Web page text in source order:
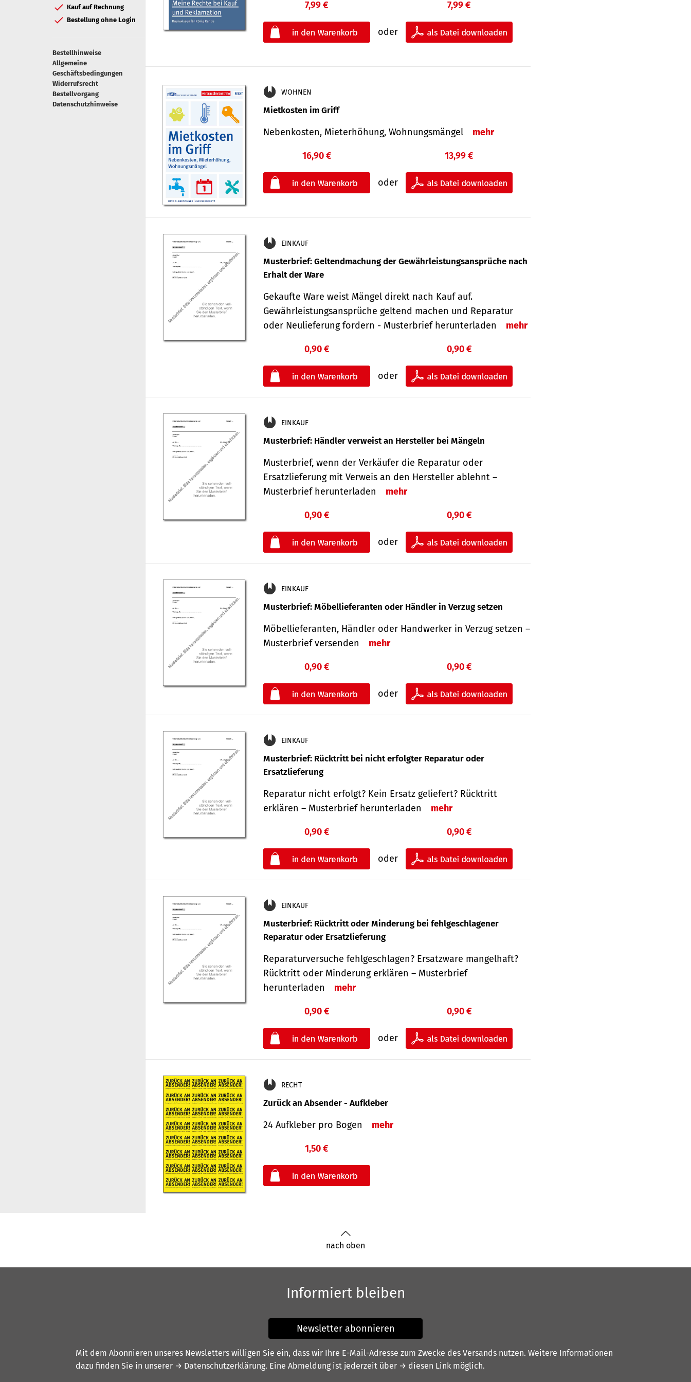
Kauf auf Rechnung
Bestellung ohne Login
Bestellhinweise
Allgemeine
Geschäftsbedingungen
Widerrufsrecht
Bestellvorgang
Datenschutzhinweise
7,99 €
oder
7,99 €
WOHNEN
Mietkosten im Griff
Nebenkosten, Mieterhöhung, Wohnungsmängel mehr
16,90 €
oder
13,99 €
EINKAUF
Musterbrief: Geltendmachung der Gewährleistungsansprüche nach
Erhalt der Ware
Gekaufte Ware weist Mängel direkt nach Kauf auf.
Gewährleistungsansprüche geltend machen und Reparatur
oder Neulieferung fordern - Musterbrief herunterladen
mehr
0,90 €
oder
0,90 €
EINKAUF
Musterbrief: Händler verweist an Hersteller bei Mängeln
Musterbrief, wenn der Verkäufer die Reparatur oder
Ersatzlieferung mit Verweis an den Hersteller ablehnt –
Musterbrief herunterladen
mehr
0,90 €
oder
0,90 €
EINKAUF
Musterbrief: Möbellieferanten oder Händler in Verzug setzen
Möbellieferanten, Händler oder Handwerker in Verzug setzen –
Musterbrief versenden
mehr
0,90 €
oder
0,90 €
EINKAUF
Musterbrief: Rücktritt bei nicht erfolgter Reparatur oder
Ersatzlieferung
Reparatur nicht erfolgt? Kein Ersatz geliefert? Rücktritt
erklären – Musterbrief herunterladen
mehr
0,90 €
oder
0,90 €
EINKAUF
Musterbrief: Rücktritt oder Minderung bei fehlgeschlagener
Reparatur oder Ersatzlieferung
Reparaturversuche fehlgeschlagen? Ersatzware mangelhaft?
Rücktritt oder Minderung erklären – Musterbrief
herunterladen
mehr
0,90 €
oder
0,90 €
RECHT
Zurück an Absender - Aufkleber
24 Aufkleber pro Bogen mehr
1,50 €
nach oben
Informiert bleiben
Newsletter abonnieren
Mit dem Abonnieren unseres Newsletters willigen Sie ein, dass wir Ihre E-Mail-Adresse zum Zwecke des Versands nutzen. Weitere Informationen
dazu finden Sie in unserer → Datenschutzerklärung. Eine Abmeldung ist jederzeit über → diesen Link möglich.